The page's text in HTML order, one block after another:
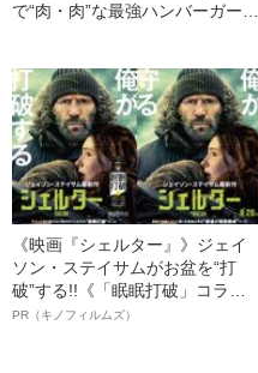
で“肉・肉”な最強ハンバーガーを
《映画『シェルター』》ジェイ
ソン・ステイサムがお盆を“打
破”する!!《「眠眠打破」コラ
ボ》
PR（キノフィルムズ）